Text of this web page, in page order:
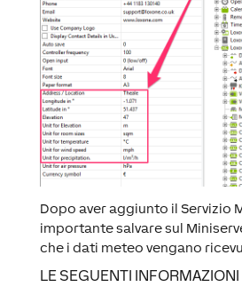
Dopo aver aggiunto il Servizio
importante salvare sul
che i dati meteo vengano
LE SEGUENTI